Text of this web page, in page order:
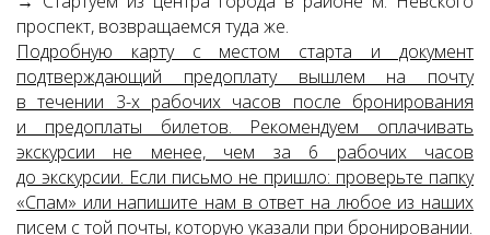
проспект, возвращаемся туда же.
Подробную карту с местом старта и документ
подтверждающий предоплату вышлем на почту
в течении 3-х рабочих часов после бронирования
и предоплаты билетов. Рекомендуем оплачивать
экскурсии не менее, чем за 6 рабочих часов
до экскурсии. Если письмо не пришло: проверьте папку
«Спам» или напишите нам в ответ на любое из наших
писем с той почты, которую указали при бронировании.